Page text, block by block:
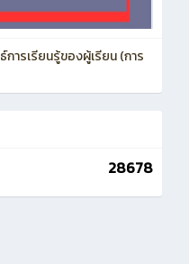
ารเรียนรู้ของผู้เรียน (การ
28678